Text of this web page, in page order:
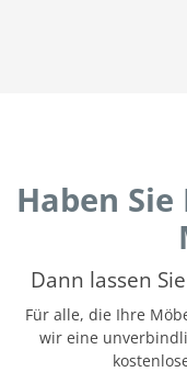
Haben
Dann lassen
Für alle, die Ihre
wir eine